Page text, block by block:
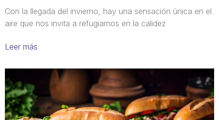
Con la llegada del invierno, hay una sensación única en el
aire que nos invita a refugiarnos en la calidez
Leer más